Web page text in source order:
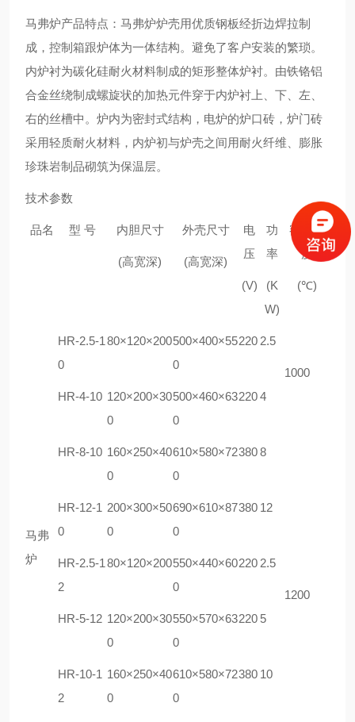
马弗炉产品特点： 马弗炉炉壳用优质钢板经折边焊拉制
成， 控制箱跟炉体为一体结构。避免了客户安装的繁琐。
内炉衬为碳化硅耐火材料制成的矩形整体炉衬。由铁铬铝
合金丝绕制成螺旋状的加热元件穿于内炉衬上、下、左、
右的丝槽中。炉内为密封式结构，电炉的炉口砖，炉门砖
采用轻质耐火材料，内炉初与炉壳之间用耐火纤维、膨胀
珍珠岩制品砌筑为保温层。
技术参数
品名 型 号 内胆尺寸
(高宽深)
外壳尺寸
(高宽深)
电
压
(V)
功
率
(K
W)
额定温
度
(℃)
马弗
炉
HR-2.5-1
0
80×120×200500×400×55
0
220 2.5
1000
HR-4-10 120×200×30
0
500×460×63
0
2204
HR-8-10 160×250×40
0
610×580×72
0
3808
HR-12-1
0
200×300×50
0
690×610×87
0
380 12
HR-2.5-1
2
80×120×200550×440×60
0
220 2.5
1200
HR-5-12 120×200×30
0
550×570×63
0
220 5
HR-10-1
2
160×250×40
0
610×580×72
0
380 10